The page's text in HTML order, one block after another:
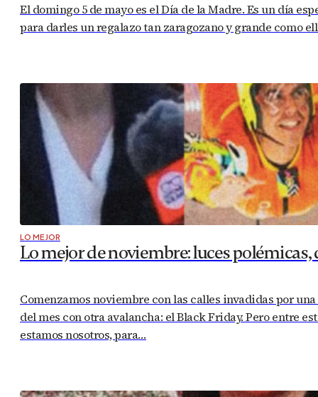
El domingo 5 de mayo es el Día de la Madre. Es un día
para darles un regalazo tan zaragozano y grande como
LO MEJOR
Lo mejor de noviembre: luces
Comenzamos noviembre con las calles invadidas por una
del mes con otra avalancha: el Black Friday. Pero entre
estamos nosotros, para…